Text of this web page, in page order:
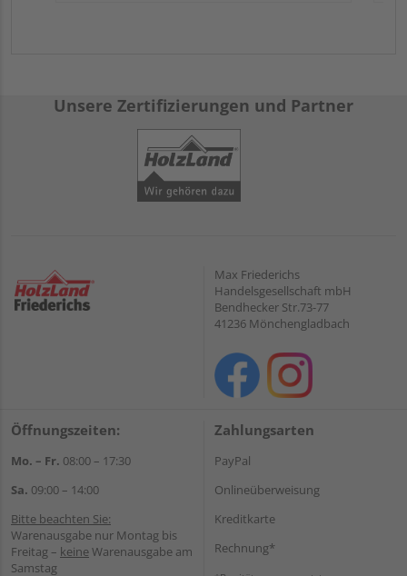
Unsere Zertifizierungen und Partner
Max Friederichs
Handelsgesellschaft mbH
Bendhecker Str.73-77
41236 Mönchengladbach
Öffnungszeiten:
Mo. – Fr. 08:00 – 17:30
Sa. 09:00 – 14:00
Bitte beachten Sie:
Warenausgabe nur Montag bis
Freitag – keineWarenausgabe am
Samstag
Zahlungsarten
PayPal
Onlineüberweisung
Kreditkarte
Rechnung*